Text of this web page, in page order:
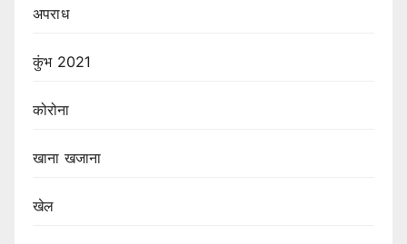
अपराध
कुंभ 2021
कोरोना
खाना खजाना
खेल